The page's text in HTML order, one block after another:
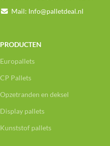
Mail: Info@palletdeal.nl
PRODUCTEN
Europallets
CP Pallets
Opzetranden en deksel
Display pallets
Kunststof pallets